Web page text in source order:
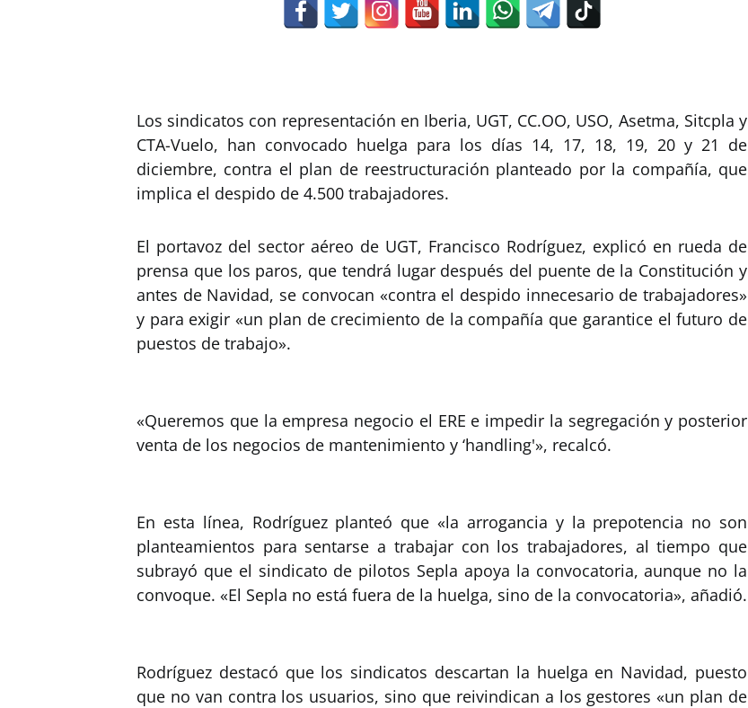
Los sindicatos con representación en Iberia, UGT, CC.OO, USO, Asetma, Sitcpla y
CTA-Vuelo, han convocado huelga para los días 14, 17, 18, 19, 20 y 21 de
diciembre, contra el plan de reestructuración planteado por la compañía, que
implica el despido de 4.500 trabajadores.
El portavoz del sector aéreo de UGT, Francisco Rodríguez, explicó en rueda de
prensa que los paros, que tendrá lugar después del puente de la Constitución y
antes de Navidad, se convocan «contra el despido innecesario de trabajadores»
y para exigir «un plan de crecimiento de la compañía que garantice el futuro de
puestos de trabajo».
«Queremos que la empresa negocio el ERE e impedir la segregación y posterior
venta de los negocios de mantenimiento y ‘handling'», recalcó.
En esta línea, Rodríguez planteó que «la arrogancia y la prepotencia no son
planteamientos para sentarse a trabajar con los trabajadores, al tiempo que
subrayó que el sindicato de pilotos Sepla apoya la convocatoria, aunque no la
convoque. «El Sepla no está fuera de la huelga, sino de la convocatoria», añadió.
Rodríguez destacó que los sindicatos descartan la huelga en Navidad, puesto
que no van contra los usuarios, sino que reivindican a los gestores «un plan de